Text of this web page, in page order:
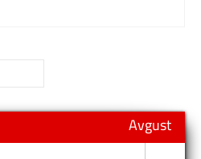
Avgust